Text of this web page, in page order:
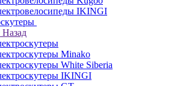
IKINGI
Назад
Minako
White Siberia
IKINGI